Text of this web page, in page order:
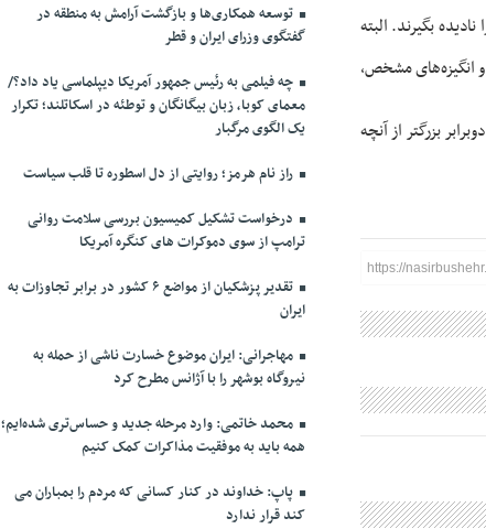
بگیرند. البته
و انگیزه‌های مشخص،
بزرگتر از آنچه
https://
توسعه همکاری‌ها و بازگشت آرامش به منطقه در
گفتگوی وزرای ایران و قطر
چه فیلمی به رئیس جمهور آمریکا دیپلماسی یاد داد؟/
معمای کوبا، زبان بیگانگان و توطئه در اسکاتلند؛ تکرار
یک الگوی مرگبار
راز نام هرمز؛ روایتی از دل اسطوره تا قلب سیاست
درخواست تشکیل کمیسیون بررسی سلامت روانی
ترامپ از سوی دموکرات های کنگره آمریکا
تقدیر پزشکیان از مواضع ۶ کشور در برابر تجاوزات به
ایران
مهاجرانی: ایران موضوع خسارت ناشی از حمله به
نیروگاه بوشهر را با آژانس مطرح کرد
محمد خاتمی: وارد مرحله جدید و حساس‌تری شده‌ایم؛
همه باید به موفقیت مذاکرات کمک کنیم
پاپ: خداوند در کنار کسانی که مردم را بمباران می
کند قرار ندارد